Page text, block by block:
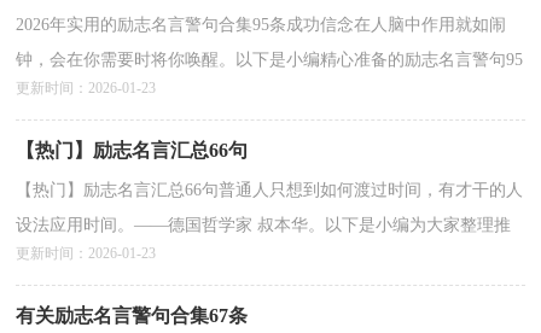
2026年实用的励志名言警句合集95条成功信念在人脑中作用就如闹
钟，会在你需要时将你唤醒。以下是小编精心准备的励志名言警句95
条,仅供参考，希望能够帮助到大家。1、直如朱丝绳...
更新时间：2026-01-23
【热门】励志名言汇总66句
【热门】励志名言汇总66句普通人只想到如何渡过时间，有才干的人
设法应用时间。——德国哲学家 叔本华。以下是小编为大家整理推
荐的励志名言66句,希望大家喜欢。1、慢慢觉得，...
更新时间：2026-01-23
有关励志名言警句合集67条